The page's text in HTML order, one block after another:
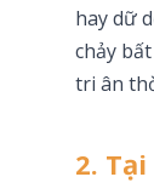
hay dữ
chảy
tri ân
2.